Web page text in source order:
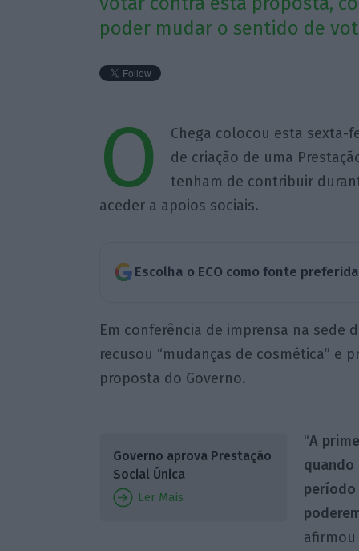
poder mudar o sentido de
O
Chega colocou esta sexta-
de criação de uma
tenham de contribuir
aceder a apoios sociais.
Escolha o ECO como fonte
Em conferência de imprensa na sede
recusou “mudanças de cosmética” e
proposta do Governo.
Governo aprova Prestação
Social Única
Ler Mais
“A
quando
período
afirmou